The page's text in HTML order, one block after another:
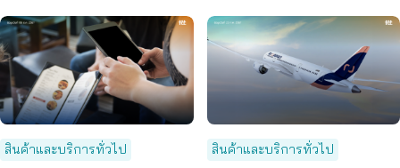
สินค้าและบริการทั่วไป สินค้าและบริการทั่วไป